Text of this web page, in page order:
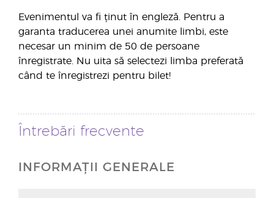
Evenimentul va fi ținut în engleză. Pentru a
garanta traducerea unei anumite limbi, este
necesar un minim de 50 de persoane
înregistrate. Nu uita să selectezi limba preferată
când te înregistrezi pentru bilet!
Întrebări frecvente
INFORMAȚII GENERALE